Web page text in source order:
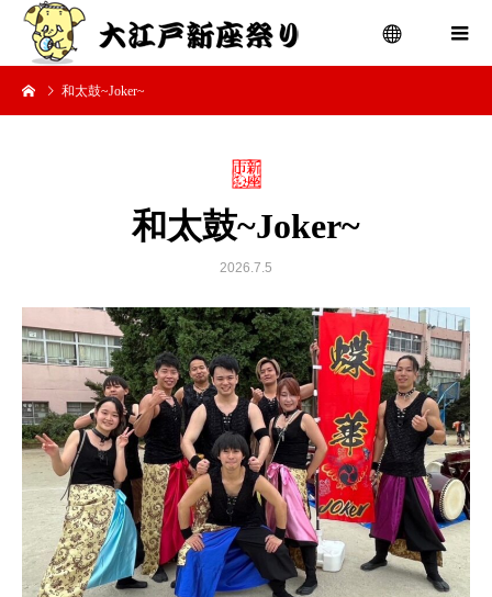
和太鼓~Joker~
和太鼓~Joker~
2026.7.5